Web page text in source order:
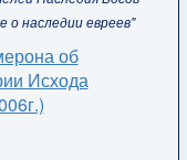
о наследии евреев"
об
Исхода